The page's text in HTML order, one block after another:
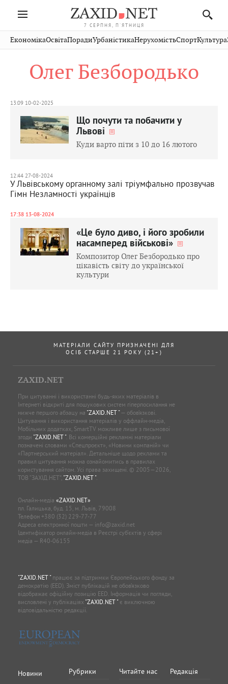
7 СЕРПНЯ, П'ЯТНИЦЯ
Івано-
Франківськ
Волинь
Рівне
Чернівці
Стрий
Хмельницький
Публікації
Авто СловкоКультура
Кіно Дім СпортКраєзнавство
ЕкономікаОсвітаПорадиУрбаністикаНерухомістьСпортКультура
Олег Безбородько
13:09 10-02-2025
Що почути та побачити у
Львові
Куди варто піти з 10 до 16 лютого
12:44 27-08-2024
У Львівському органному залі тріумфально прозвучав
Гімн Незламності українців
17:38 13-08-2024
«Це було диво, і його зробили
насамперед військові»
Композитор Олег Безбородько про
цікавість світу до української
культури
МАТЕРІАЛИ САЙТУ ПРИЗНАЧЕНІ ДЛЯ
ОСІБ СТАРШЕ 21 РОКУ (21+)
ZAXID.NET
При цитуванні і використанні будь-яких матеріалів в
Інтернеті відкриті для пошукових систем гіперпосилання не
нижче першого абзацу на "ZAXID.NET "— обов’язкові.
Цитування і використання матеріалів у оффлайн-медіа,
Мобільних додатках, SmartTV можливе лише з письмової
згоди "ZAXID.NET ". Всі комерційні рекламні матеріали
позначені словами «Спецпроєкт», «Новини компаній» чи
«Партнерський матеріал». Детальніше щодо реклами та
правил цитування можна ознайомитись в правилах
користування сайтом. Усі права захищені. © 2005—2026,
ТОВ “ЗАХІД.НЕТ”, "ZAXID.NET ".
Онлайн-медіа «ZAXID.NET»
пл. Галицька, буд. 15, м. Львів, 79008
Телефон +380 (32) 229-77-77
Адреса електронної пошти — info@zaxid.net
Ідентифікатор онлайн-медіа в Реєстрі суб'єктів у сфері
медіа — R40-06155
"ZAXID.NET "працює за підтримки Європейського фонду за
демократію (EED). Зміст публікацій не обов’язково
відображає офіційну позицію EED. Інформація чи погляди,
висловлені у публікаціях "ZAXID.NET "є виключною
відповідальністю редакції.
Новини Рубрики Читайте нас Редакція